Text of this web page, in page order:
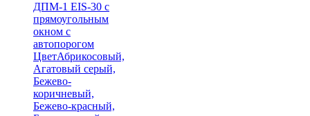
ДПМ-1 EIS-30 с
прямоугольным
окном с
автопорогом
ЦветАбрикосовый,
Агатовый серый,
Бежево-
коричневый,
Бежево-красный,